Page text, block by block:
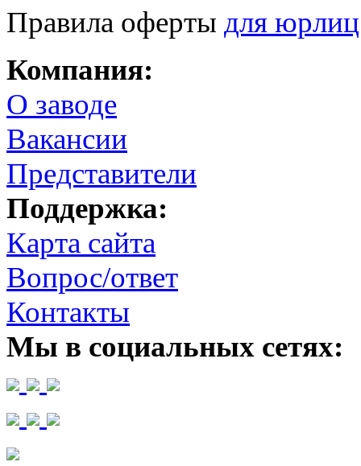
Правила оферты для
Компания:
О заводе
Вакансии
Представители
Поддержка:
Карта сайта
Вопрос/ответ
Контакты
Мы в социальных сетях: